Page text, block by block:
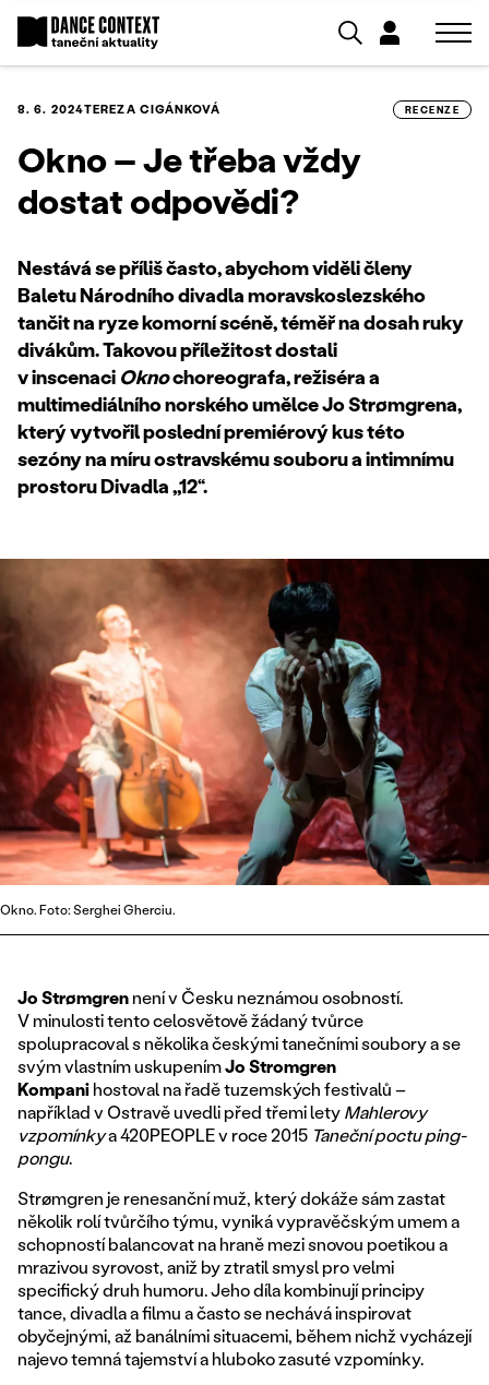
8. 6. 2024TEREZA CIGÁNKOVÁ RECENZE
Okno – Je třeba vždy
dostat odpovědi?
Nestává se příliš často, abychom viděli členy
Baletu Národního divadla moravskoslezského
tančit na ryze komorní scéně, téměř na dosah ruky
divákům. Takovou příležitost dostali
v inscenaci Oknochoreografa, režiséra a
multimediálního norského umělce Jo Strømgrena,
který vytvořil poslední premiérový kus této
sezóny na míru ostravskému souboru a intimnímu
prostoru Divadla ,,12“.
Okno. Foto: Serghei Gherciu.
Jo Strømgrennení v Česku neznámou osobností.
V minulosti tento celosvětově žádaný tvůrce
spolupracoval s několika českými tanečními soubory a se
svým vlastním uskupenímJo Stromgren
Kompanihostoval na řadě tuzemských festivalů –
například v Ostravě uvedli před třemi letyMahlerovy
vzpomínkya 420PEOPLE v roce 2015 Taneční poctu ping-
pongu.
Strømgren je renesanční muž, který dokáže sám zastat
několik rolí tvůrčího týmu, vyniká vypravěčským umem a
schopností balancovat na hraně mezi snovou poetikou a
mrazivou syrovost, aniž by ztratil smysl pro velmi
specifický druh humoru. Jeho díla kombinují principy
tance, divadla a filmu a často se nechává inspirovat
obyčejnými, až banálními situacemi, během nichž vycházejí
najevo temná tajemství a hluboko zasuté vzpomínky.